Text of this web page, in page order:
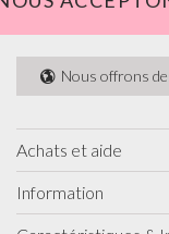
Nous offrons
Achats et aide
Information